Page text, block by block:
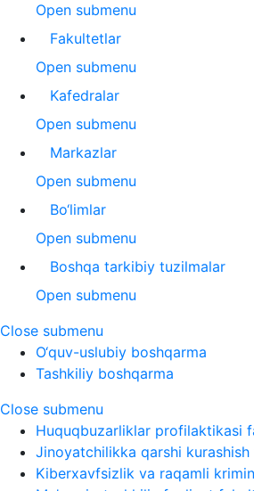
Open submenu
Fakultetlar
Open submenu
Kafedralar
Open submenu
Markazlar
Open submenu
Bo‘limlar
Open submenu
Boshqa tarkibiy tuzilmalar
Open submenu
Close submenu
O‘quv-uslubiy boshqarma
Tashkiliy boshqarma
Close submenu
Huquqbuzarliklar profilaktikasi
Jinoyatchilikka qarshi
Kiberxavfsizlik va raqamli